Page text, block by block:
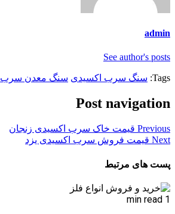
admin
See author's posts
Tags: سنگ سرب اکسیدی سنگ معدن سرب
Post navigation
Previous قیمت خاک سرب اکسیدی زنجان
Next قیمت فروش سرب اکسیدی یزد
پست های مرتبط
1 min read